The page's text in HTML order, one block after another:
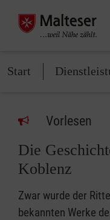
Start
Vorlesen
Die
Koblenz
Zwar wurde der
bekannten Werke